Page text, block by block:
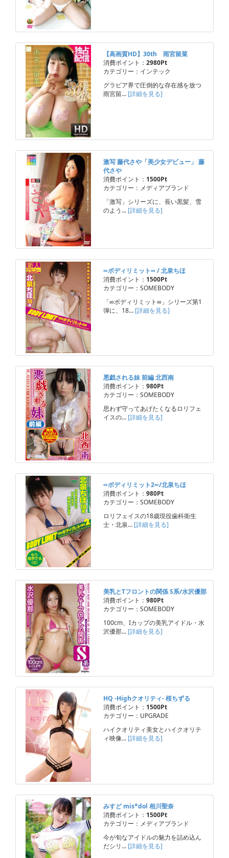
【高画質HD】30th 雨宮留菜
消費ポイント： 2980Pt
カテゴリー：インテック
グラビア界で圧倒的な存在感を放つ
雨宮留… [詳細を見る]
激写 藤代さや「美少女デビュー」 藤
代さや
消費ポイント： 1500Pt
カテゴリー：メディアブランド
「激写」シリーズに、長い黒髪、雪
のよう… [詳細を見る]
∞ボディリミット∞ / 北泉ちほ
消費ポイント： 1500Pt
カテゴリー：SOMEBODY
「∞ボディリミット∞」シリーズ第1
弾に、18… [詳細を見る]
悪戯される妹 前編 北西南
消費ポイント： 980Pt
カテゴリー：SOMEBODY
思わず守ってあげたくなるロリフェ
イスの… [詳細を見る]
∞ボディリミット2∞/北泉ちほ
消費ポイント： 980Pt
カテゴリー：SOMEBODY
ロリフェイスの18歳現役歯科衛生
士・北泉… [詳細を見る]
美乳とTフロントの関係 S系/水沢優那
消費ポイント： 980Pt
カテゴリー：SOMEBODY
100cm、Iカップの美乳アイドル・水
沢優那… [詳細を見る]
HQ -Highクオリティ- 桜ちずる
消費ポイント： 1500Pt
カテゴリー：UPGRADE
ハイクオリティ美女とハイクオリテ
ィ映像… [詳細を見る]
みすど mis*dol 相川聖奈
消費ポイント： 1500Pt
カテゴリー：メディアブランド
今が旬なアイドルの魅力を詰め込ん
だシリ… [詳細を見る]